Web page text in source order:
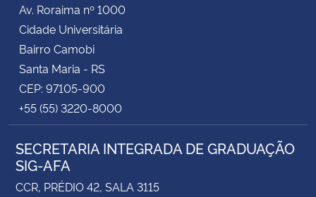
Av. Roraima nº 1000
Cidade Universitária
Bairro Camobi
Santa Maria - RS
CEP: 97105-900
+55 (55) 3220-8000
SECRETARIA INTEGRADA DE GRADUAÇÃO
SIG-AFA
CCR, PRÉDIO 42, SALA 3115